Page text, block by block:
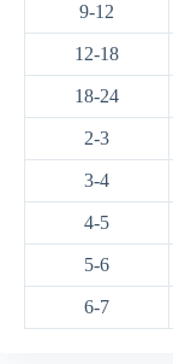
9-12
12-18
18-24
2-3
3-4
4-5
5-6
6-7